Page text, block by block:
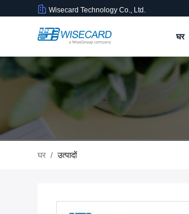
Wisecard Technology Co., Ltd.
घर
घर / उत्पादों